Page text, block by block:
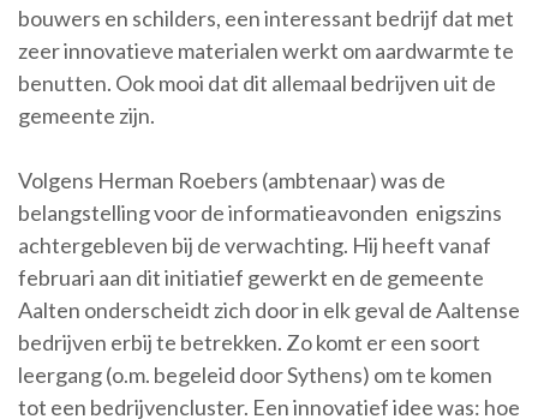
bouwers en schilders, een interessant bedrijf dat met
zeer innovatieve materialen werkt om aardwarmte te
benutten. Ook mooi dat dit allemaal bedrijven uit de
gemeente zijn.
Volgens Herman Roebers (ambtenaar) was de
belangstelling voor de informatieavonden enigszins
achtergebleven bij de verwachting. Hij heeft vanaf
februari aan dit initiatief gewerkt en de gemeente
Aalten onderscheidt zich door in elk geval de Aaltense
bedrijven erbij te betrekken. Zo komt er een soort
leergang (o.m. begeleid door Sythens) om te komen
tot een bedrijvencluster. Een innovatief idee was: hoe